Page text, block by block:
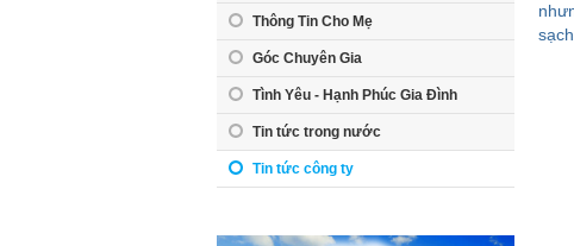
Thông Tin Cho Mẹ
Góc Chuyên Gia
Tình Yêu - Hạnh Phúc Gia Đình
Tin tức trong nước
Tin tức công ty